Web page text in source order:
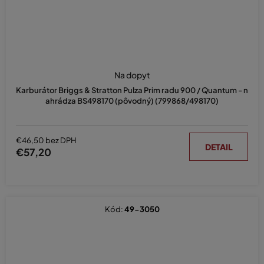
Karburátor Briggs & Stratton Pulza Prim radu 900 / Quantum - n
ahrádza BS498170 (pôvodný) (799868/498170)
Na dopyt
€46,50 bez DPH
€57,20 DETAIL
Kód:49-3050